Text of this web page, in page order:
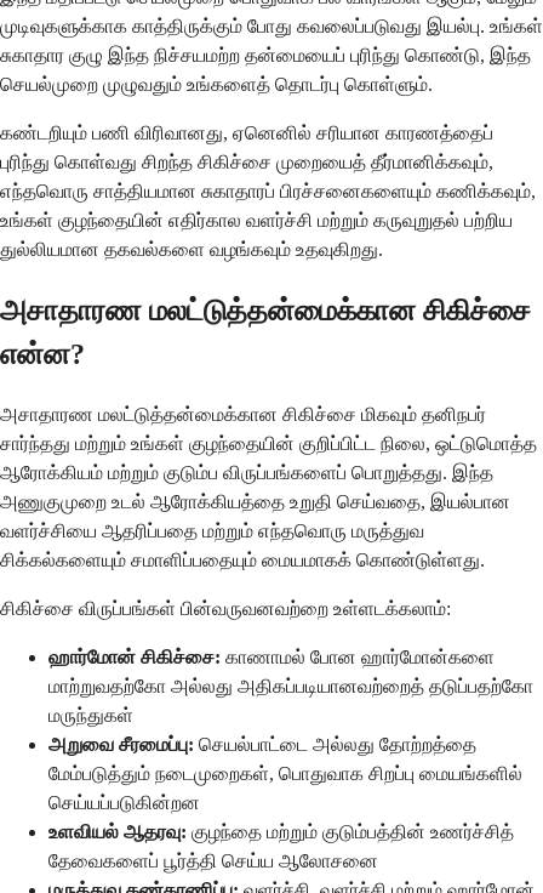
முடிவுகளுக்காக காத்திருக்கும் போது கவலைப்படுவது இயல்பு. உங்கள்
சுகாதார குழு இந்த நிச்சயமற்ற தன்மையைப் புரிந்து கொண்டு, இந்த
செயல்முறை முழுவதும் உங்களைத் தொடர்பு கொள்ளும்.
கண்டறியும் பணி விரிவானது, ஏனெனில் சரியான காரணத்தைப்
புரிந்து கொள்வது சிறந்த சிகிச்சை முறையைத் தீர்மானிக்கவும்,
எந்தவொரு சாத்தியமான சுகாதாரப் பிரச்சனைகளையும் கணிக்கவும்,
உங்கள் குழந்தையின் எதிர்கால வளர்ச்சி மற்றும் கருவுறுதல் பற்றிய
துல்லியமான தகவல்களை வழங்கவும் உதவுகிறது.
அசாதாரண மலட்டுத்தன்மைக்கான சிகிச்சை
என்ன?
அசாதாரண மலட்டுத்தன்மைக்கான சிகிச்சை மிகவும் தனிநபர்
சார்ந்தது மற்றும் உங்கள் குழந்தையின் குறிப்பிட்ட நிலை, ஒட்டுமொத்த
ஆரோக்கியம் மற்றும் குடும்ப விருப்பங்களைப் பொறுத்தது. இந்த
அணுகுமுறை உடல் ஆரோக்கியத்தை உறுதி செய்வதை, இயல்பான
வளர்ச்சியை ஆதரிப்பதை மற்றும் எந்தவொரு மருத்துவ
சிக்கல்களையும் சமாளிப்பதையும் மையமாகக் கொண்டுள்ளது.
சிகிச்சை விருப்பங்கள் பின்வருவனவற்றை உள்ளடக்கலாம்:
ஹார்மோன் சிகிச்சை: காணாமல் போன ஹார்மோன்களை
மாற்றுவதற்கோ அல்லது அதிகப்படியானவற்றைத் தடுப்பதற்கோ
மருந்துகள்
அறுவை சீரமைப்பு: செயல்பாட்டை அல்லது தோற்றத்தை
மேம்படுத்தும் நடைமுறைகள், பொதுவாக சிறப்பு மையங்களில்
செய்யப்படுகின்றன
உளவியல் ஆதரவு: குழந்தை மற்றும் குடும்பத்தின் உணர்ச்சித்
தேவைகளைப் பூர்த்தி செய்ய ஆலோசனை